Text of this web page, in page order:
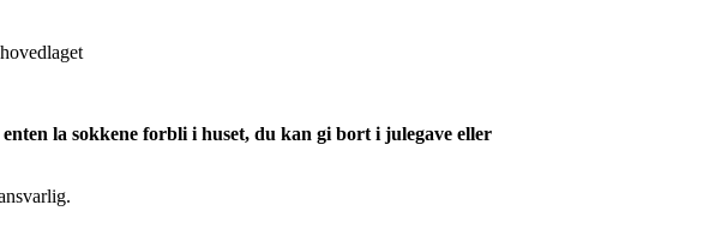
la sokkene forbli i huset, du kan gi bort i julegave eller